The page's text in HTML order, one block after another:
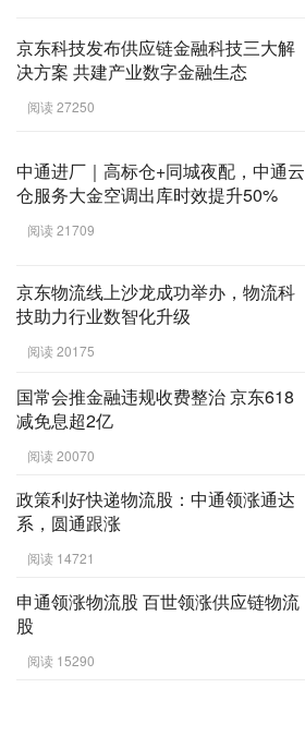
京东科技发布供应链金融科技三大解
决方案 共建产业数字金融生态
阅读 27250
中通进厂｜高标仓+同城夜配，中通云
仓服务大金空调出库时效提升50%
阅读 21709
京东物流线上沙龙成功举办，物流科
技助力行业数智化升级
阅读 20175
国常会推金融违规收费整治 京东618
减免息超2亿
阅读 20070
政策利好快递物流股：中通领涨通达
系，圆通跟涨
阅读 14721
申通领涨物流股 百世领涨供应链物流
股
阅读 15290